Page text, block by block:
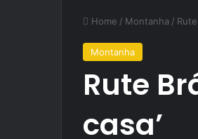
Home / Montanha /
Montanha
Rute
casa’